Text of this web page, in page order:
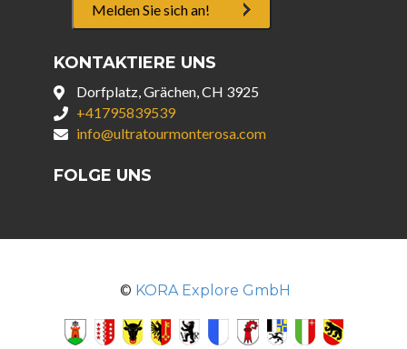
Melden Sie sich an!
KONTAKTIERE UNS
Dorfplatz, Grächen, CH 3925
+41795839539
info@ultratourmonterosa.com
FOLGE UNS
© KORA Explore GmbH